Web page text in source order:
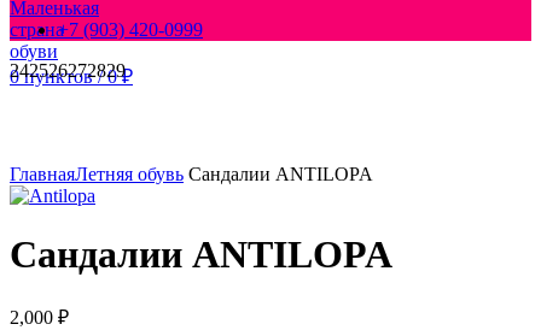
0пунктов / 0₽
+7 (903) 420-0999
242526272829
ГлавнаяЛетняя обувь Сандалии ANTILOPA
Сандалии ANTILOPA
2,000 ₽